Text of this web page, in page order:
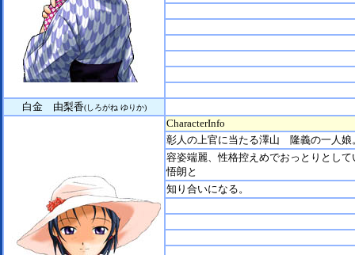
白金 由梨香(しろがね ゆりか)
CharacterInfo
彰人の上官に当たる澤山 隆義の一人娘
容姿端麗、性格控えめでおっとりとし
悟朗と
知り合いになる。